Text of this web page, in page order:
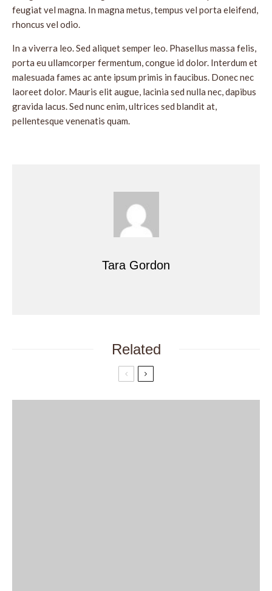
feugiat vel magna. In magna metus, tempus vel porta eleifend,
rhoncus vel odio.
In a viverra leo. Sed aliquet semper leo. Phasellus massa felis,
porta eu ullamcorper fermentum, congue id dolor. Interdum et
malesuada fames ac ante ipsum primis in faucibus. Donec nec
laoreet dolor. Mauris elit augue, lacinia sed nulla nec, dapibus
gravida lacus. Sed nunc enim, ultrices sed blandit at,
pellentesque venenatis quam.
Tara Gordon
Related